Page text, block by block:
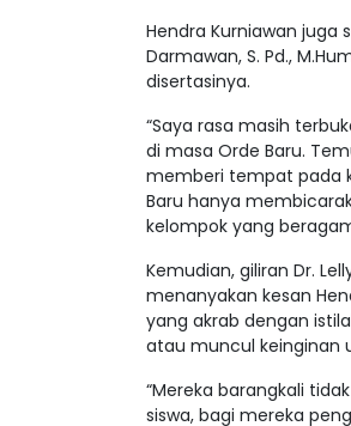
Hendra Kurniawan juga
Darmawan, S. Pd.,
disertasinya.
“Saya rasa masih
di masa Orde Baru.
memberi tempat pada
Baru hanya
kelompok yang
Kemudian, giliran Dr.
menanyakan kesan
yang akrab dengan
atau muncul keinginan
“Mereka barangkali
siswa, bagi mereka